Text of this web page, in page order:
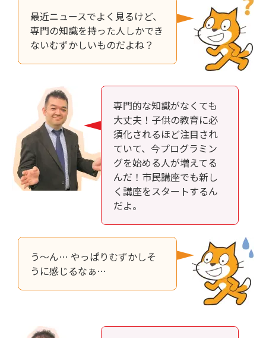
最近ニュースでよく見るけど、
専門の知識を持った人しかでき
ないむずかしいものだよね？
専門的な知識がなくても
大丈夫！子供の教育に必
須化されるほど注目され
ていて、今プログラミン
グを始める人が増えてる
んだ！市民講座でも新し
く講座をスタートするん
だよ。
う～ん… やっぱりむずかしそ
うに感じるなぁ…